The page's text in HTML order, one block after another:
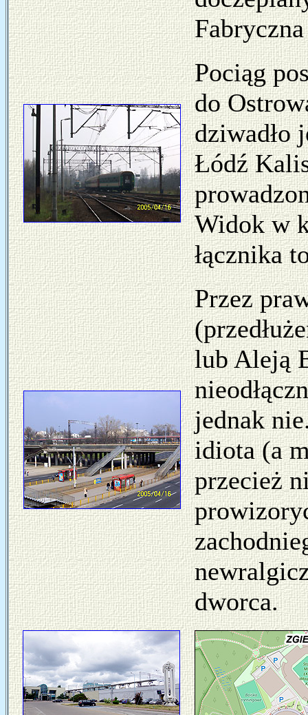
Pociąg
do
dziwadło
Łódź
Widok w
łącznika
Przez
lub Aleją
jednak
idiota (a
przecież
dworca.